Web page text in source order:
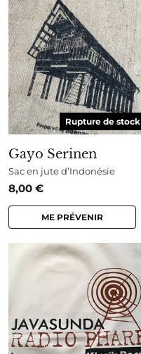
Rupture de stock
Gayo Serinen
Sac en jute d’Indonésie
8,00 €
ME PRÉVENIR